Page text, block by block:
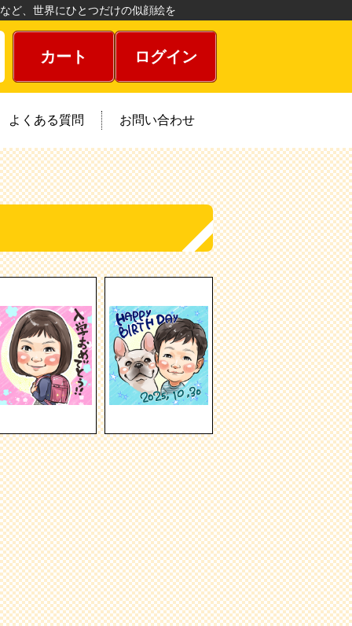
ど、世界にひとつだけの似顔絵を
カート ログイン
よくある質問 お問い合わせ